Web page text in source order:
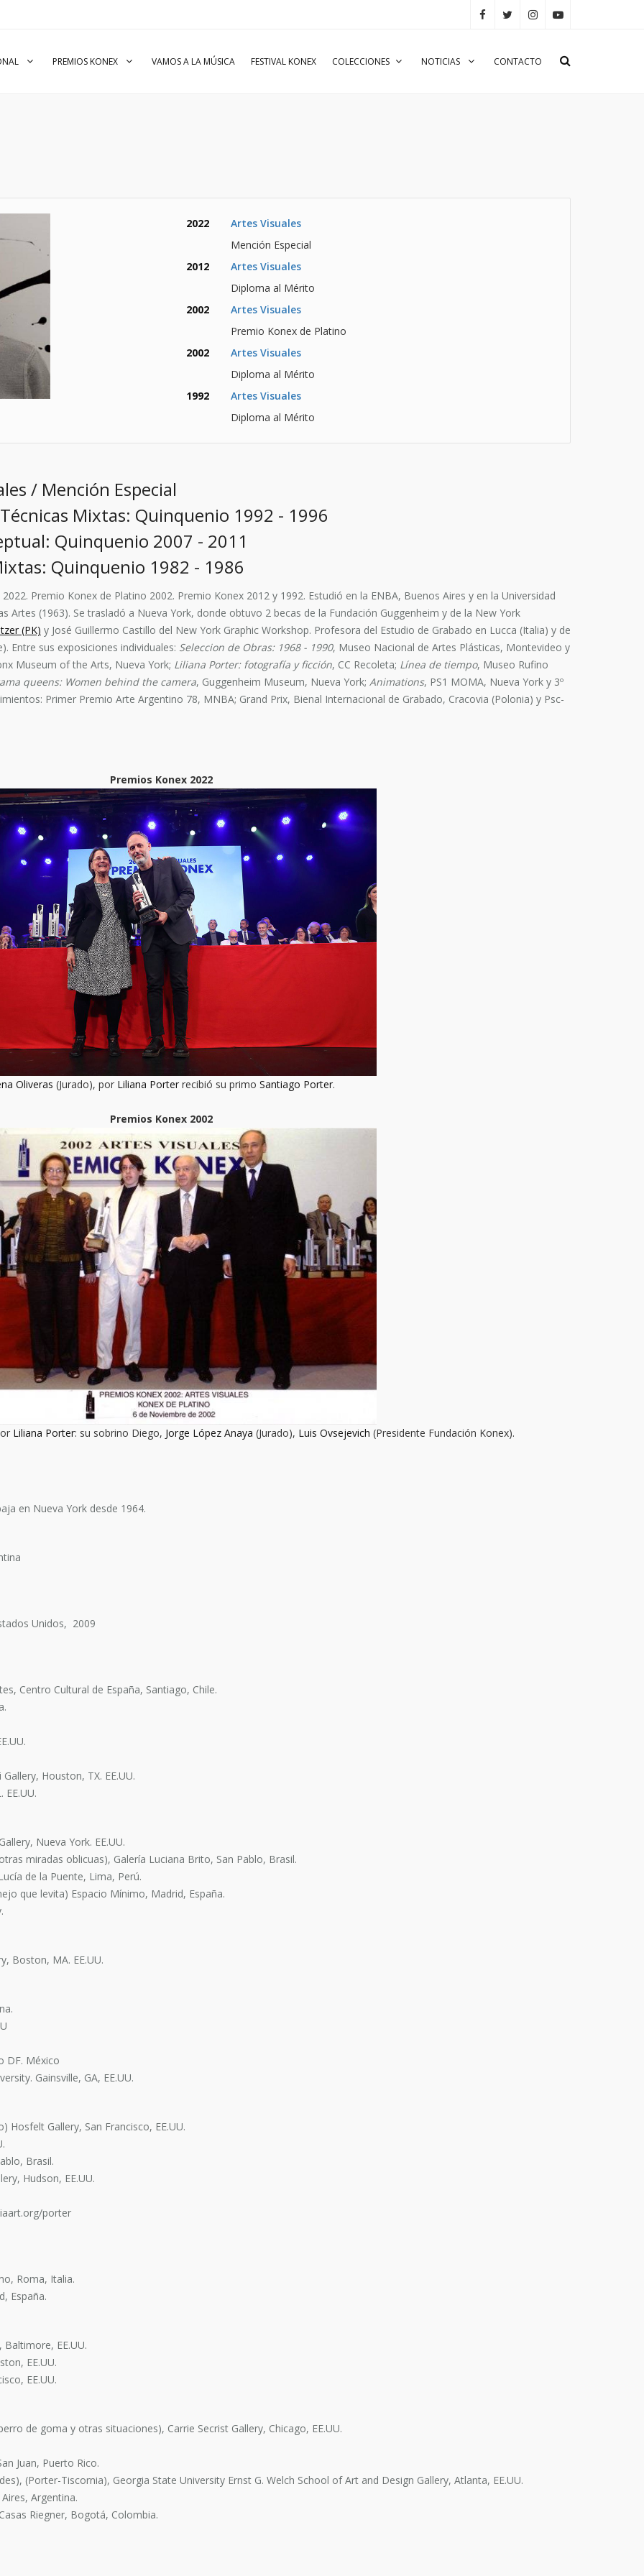
PREMIOS KONEX VAMOS A LA MÚSICA FESTIVAL KONEX COLECCIONES NOTICIAS CONTACTO
2022
Artes Visuales
Mención Especial
2012
Artes Visuales
Diploma al Mérito
2002
Artes Visuales
Premio Konex de Platino
2002
Artes Visuales
Diploma al Mérito
1992
Artes Visuales
Diploma al Mérito
/ Mención Especial
Mixtas: Quinquenio 1992 - 1996
Quinquenio 2007 - 2011
Quinquenio 1982 - 1986
Premio Konex de Platino 2002. Premio Konex 2012 y 1992. Estudió en la ENBA, Buenos Aires y en la Universidad
Artes (1963). Se trasladó a Nueva York, donde obtuvo 2 becas de la Fundación Guggenheim y de la New York
(PK) y José Guillermo Castillo del New York Graphic Workshop. Profesora del Estudio de Grabado en Lucca (Italia) y de
Entre sus exposiciones individuales: Seleccion de Obras: 1968 - 1990, Museo Nacional de Artes Plásticas, Montevideo y
Museum of the Arts, Nueva York; Liliana Porter: fotografía y ficción, CC Recoleta; Línea de tiempo, Museo Rufino
queens: Women behind the camera, Guggenheim Museum, Nueva York; Animations, PS1 MOMA, Nueva York y 3º
Primer Premio Arte Argentino 78, MNBA; Grand Prix, Bienal Internacional de Grabado, Cracovia (Polonia) y Psc-
Premios Konex 2022
Oliveras (Jurado), por Liliana Porterrecibió su primo Santiago Porter.
Premios Konex 2002
Liliana Porter: su sobrino Diego, Jorge López Anaya (Jurado), Luis Ovsejevich (Presidente Fundación Konex).
en Nueva York desde 1964.
Unidos, 2009
Centro Cultural de España, Santiago, Chile.
Houston, TX. EE.UU.
Nueva York. EE.UU.
miradas oblicuas), Galería Luciana Brito, San Pablo, Brasil.
de la Puente, Lima, Perú.
que levita) Espacio Mínimo, Madrid, España.
Boston, MA. EE.UU.
DF. México
Gainsville, GA, EE.UU.
Gallery, San Francisco, EE.UU.
Brasil.
Hudson, EE.UU.
porter
Roma, Italia.
España.
EE.UU.
EE.UU.
EE.UU.
de goma y otras situaciones), Carrie Secrist Gallery, Chicago, EE.UU.
Juan, Puerto Rico.
(Porter-Tiscornia), Georgia State University Ernst G. Welch School of Art and Design Gallery, Atlanta, EE.UU.
Argentina.
Riegner, Bogotá, Colombia.